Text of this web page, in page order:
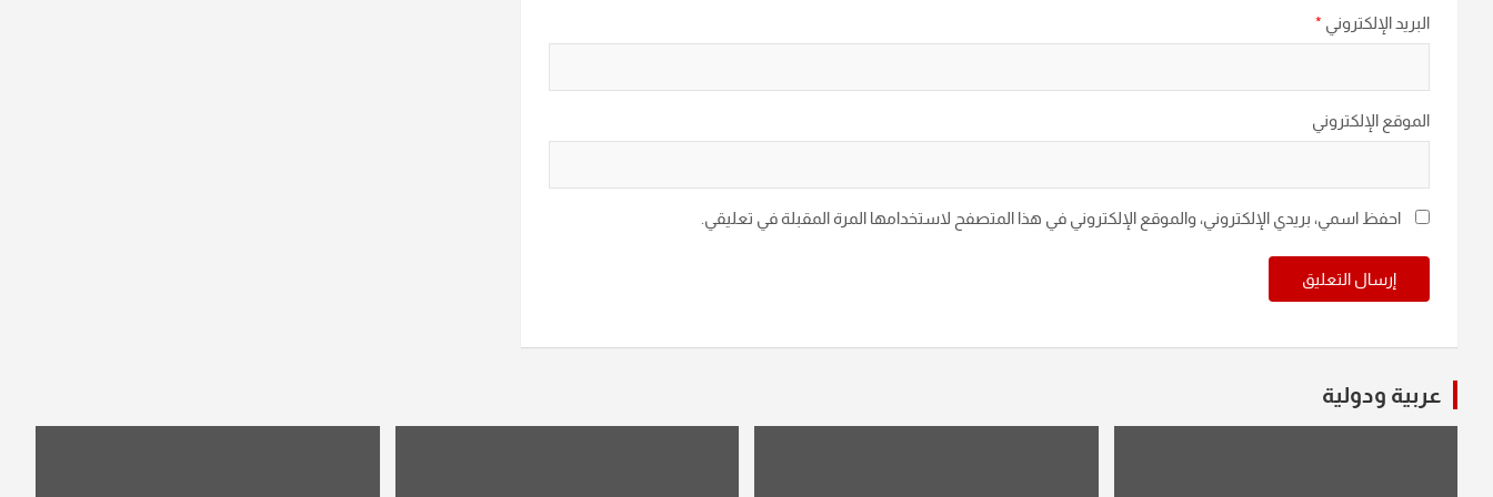
البريد الإلكتروني *
الموقع الإلكتروني
احفظ اسمي، بريدي الإلكتروني، والموقع الإلكتروني في هذا المتصفح لاستخدامها المرة المقبلة في تعليقي.
عربية ودولية